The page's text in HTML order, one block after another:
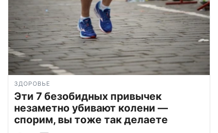
ЗДОРОВЬЕ
Эти 7 безобидных привычек
незаметно убивают колени —
спорим, вы тоже так делаете